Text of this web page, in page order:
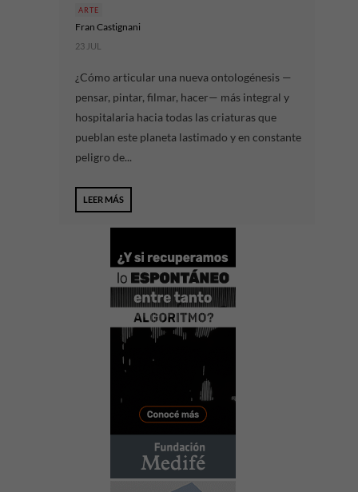
ARTE
Fran Castignani
23 JUL
¿Cómo articular una nueva ontologénesis —
pensar, pintar, filmar, hacer— más integral y
hospitalaria hacia todas las criaturas que
pueblan este planeta lastimado y en constante
peligro de...
LEER MÁS